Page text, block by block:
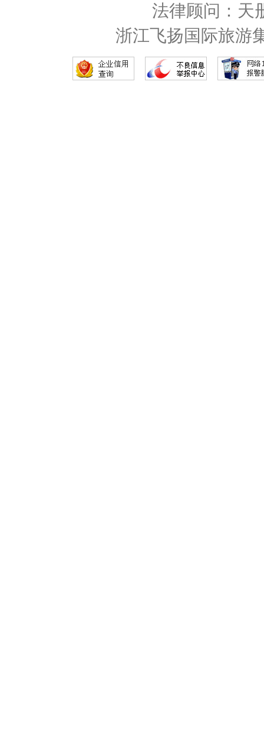
法律顾问：天
浙江飞扬国际旅游